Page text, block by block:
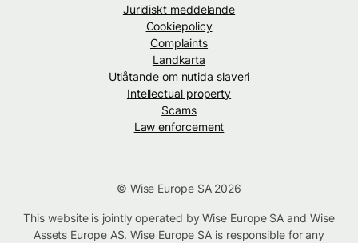
Juridiskt meddelande
Cookiepolicy
Complaints
Landkarta
Utlåtande om nutida slaveri
Intellectual property
Scams
Law enforcement
© Wise Europe SA 2026
This website is jointly operated by Wise Europe SA and Wise
Assets Europe AS. Wise Europe SA is responsible for any